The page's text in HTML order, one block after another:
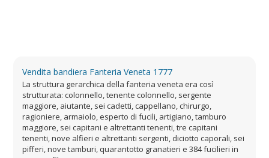
Vendita bandiera Fanteria Veneta 1777
La struttura gerarchica della fanteria veneta era così
strutturata: colonnello, tenente colonnello, sergente
maggiore, aiutante, sei cadetti, cappellano, chirurgo,
ragioniere, armaiolo, esperto di fucili, artigiano, tamburo
maggiore, sei capitani e altrettanti tenenti, tre capitani
tenenti, nove alfieri e altrettanti sergenti, diciotto caporali, sei
pifferi, nove tamburi, quarantotto granatieri e 384 fucilieri in